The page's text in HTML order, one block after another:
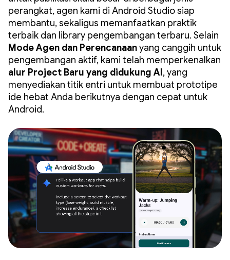
perangkat, agen kami di Android Studio siap
membantu, sekaligus memanfaatkan praktik
terbaik dan library pengembangan terbaru. Selain
Mode Agen dan Perencanaanyang canggih untuk
pengembangan aktif, kami telah memperkenalkan
alur Project Baru yang didukung AI , yang
menyediakan titik entri untuk membuat prototipe
ide hebat Anda berikutnya dengan cepat untuk
Android.